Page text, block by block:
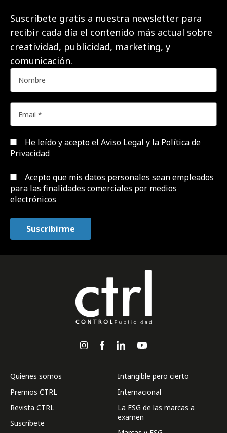
Suscríbete gratis a nuestra newsletter para
recibir cada día el contenido más actual sobre
creatividad, publicidad, marketing, y
comunicación.
He leído y acepto el Aviso Legal y la Política de
Privacidad
Acepto que mis datos personales sean empleados
para las finalidades comerciales por medios
electrónicos
Quienes somos
Premios CTRL
Revista CTRL
Suscríbete
Intangible pero cierto
Internacional
La ESG de las marcas a
examen